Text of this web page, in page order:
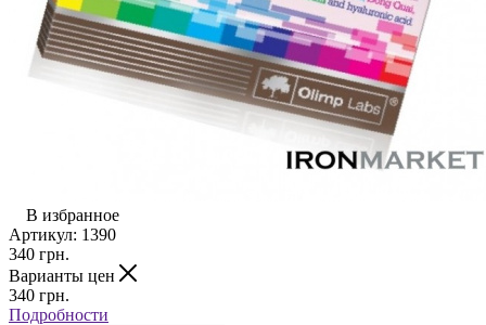
В избранное
Артикул: 1390
340 грн.
Варианты цен
340 грн.
Подробности